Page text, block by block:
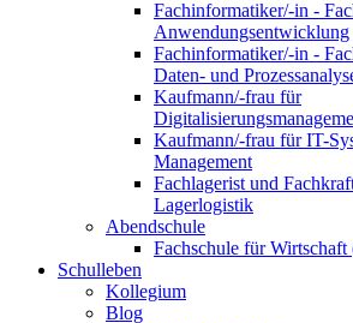
Fachinformatiker/-in -
Anwendungsentwicklung
Fachinformatiker/-in -
Daten- und
Kaufmann/-frau für
Kaufmann/-frau für IT-
Management
Fachlagerist und
Lagerlogistik
Abendschule
Fachschule für Wirtschaft
Schulleben
Kollegium
Blog